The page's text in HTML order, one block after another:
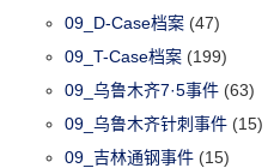
09_D-Case档案 (47)
09_T-Case档案 (199)
09_乌鲁木齐7·5事件 (63)
09_乌鲁木齐针刺事件 (15)
09_吉林通钢事件 (15)